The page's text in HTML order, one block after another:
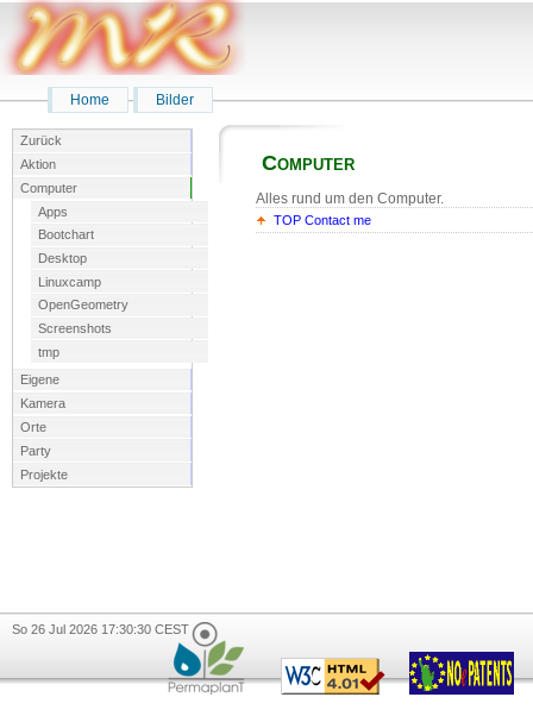
Home Bilder
Zurück
Aktion
Computer
Apps
Bootchart
Desktop
Linuxcamp
OpenGeometry
Screenshots
tmp
Eigene
Kamera
Orte
Party
Projekte
Computer
Alles rund um den Computer.
TOP Contact me
So 26 Jul 2026 17:30:30 CEST